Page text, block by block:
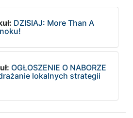
DZISIAJ: More Than A
OGŁOSZENIE O NABORZE
lokalnych strategii